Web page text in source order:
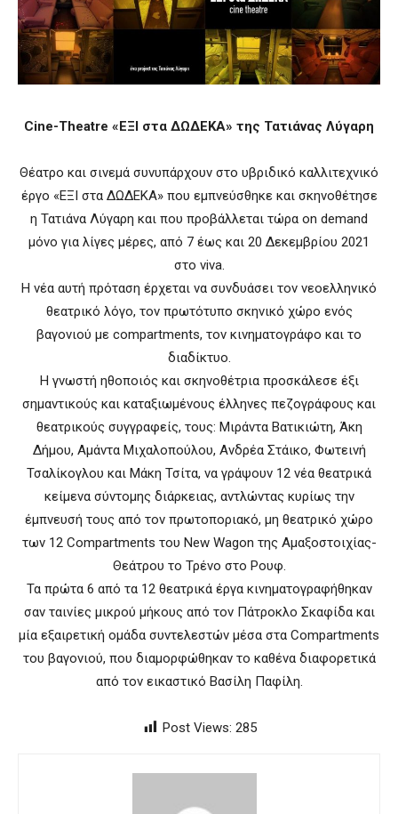
Cine-Theatre «ΕΞΙ στα ΔΩΔΕΚΑ» της Τατιάνας Λύγαρη
Θέατρο και σινεμά συνυπάρχουν στο υβριδικό καλλιτεχνικό
έργο «ΕΞΙ στα ΔΩΔΕΚΑ» που εμπνεύσθηκε και σκηνοθέτησε
η Τατιάνα Λύγαρη και που προβάλλεται τώρα on demand
μόνο για λίγες μέρες, από 7 έως και 20 Δεκεμβρίου 2021
στο viva.
Η νέα αυτή πρόταση έρχεται να συνδυάσει τον νεοελληνικό
θεατρικό λόγο, τον πρωτότυπο σκηνικό χώρο ενός
βαγονιού με compartments, τον κινηματογράφο και το
διαδίκτυο.
Η γνωστή ηθοποιός και σκηνοθέτρια προσκάλεσε έξι
σημαντικούς και καταξιωμένους έλληνες πεζογράφους και
θεατρικούς συγγραφείς, τους: Μιράντα Βατικιώτη, Άκη
Δήμου, Αμάντα Μιχαλοπούλου, Ανδρέα Στάικο, Φωτεινή
Τσαλίκογλου και Μάκη Τσίτα, να γράψουν 12 νέα θεατρικά
κείμενα σύντομης διάρκειας, αντλώντας κυρίως την
έμπνευσή τους από τον πρωτοποριακό, μη θεατρικό χώρο
των 12 Compartments του New Wagon της Αμαξοστοιχίας-
Θεάτρου το Τρένο στο Ρουφ.
Τα πρώτα 6 από τα 12 θεατρικά έργα κινηματογραφήθηκαν
σαν ταινίες μικρού μήκους από τον Πάτροκλο Σκαφίδα και
μία εξαιρετική ομάδα συντελεστών μέσα στα Compartments
του βαγονιού, που διαμορφώθηκαν το καθένα διαφορετικά
από τον εικαστικό Βασίλη Παφίλη.
Post Views: 285